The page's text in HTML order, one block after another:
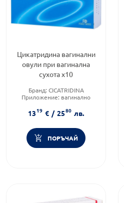
Цикатридина вагинални
овули при вагинална
сухота х10
Бранд: CICATRIDINA
Приложение: вагинално
1319 € / 2580 лв.
ПОРЪЧАЙ